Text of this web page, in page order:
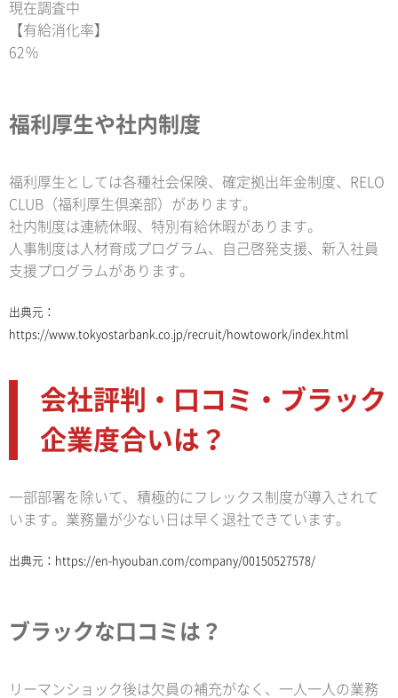
現在調査中
【有給消化率】
62％
福利厚生や社内制度
福利厚生としては各種社会保険、確定拠出年金制度、RELO
CLUB（福利厚生倶楽部）があります。
社内制度は連続休暇、特別有給休暇があります。
人事制度は人材育成プログラム、自己啓発支援、新入社員
支援プログラムがあります。
出典元：
https://www.tokyostarbank.co.jp/recruit/howtowork/index.html
会社評判・口コミ・ブラック
企業度合いは？
一部部署を除いて、積極的にフレックス制度が導入されて
います。業務量が少ない日は早く退社できています。
出典元： https://en-hyouban.com/company/00150527578/
ブラックな口コミは？
リーマンショック後は欠員の補充がなく、一人一人の業務